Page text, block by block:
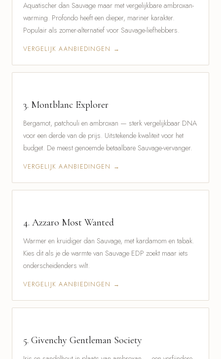
Aquatischer dan Sauvage maar met vergelijkbare ambroxan-
warming. Profondo heeft een dieper, mariner karakter.
Populair als zomer-alternatief voor Sauvage-liefhebbers.
VERGELIJK AANBIEDINGEN →
3. Montblanc Explorer
Bergamot, patchouli en ambroxan — sterk vergelijkbaar DNA
voor een derde van de prijs. Uitstekende kwaliteit voor het
budget. De meest genoemde betaalbare Sauvage-vervanger.
VERGELIJK AANBIEDINGEN →
4. Azzaro Most Wanted
Warmer en kruidiger dan Sauvage, met kardamom en tabak.
Kies dit als je de warmte van Sauvage EDP zoekt maar iets
onderscheidenders wilt.
VERGELIJK AANBIEDINGEN →
5. Givenchy Gentleman Society